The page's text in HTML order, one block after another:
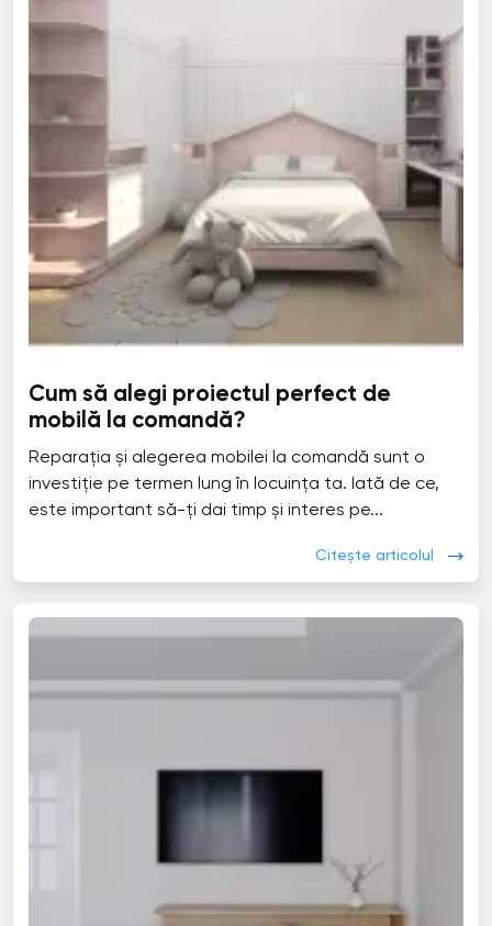
Cum să alegi proiectul perfect de
mobilă la comandă?
Reparația și alegerea mobilei la comandă sunt o
investiție pe termen lung în locuința ta. Iată de ce,
este important să-ți dai timp și interes pe...
Citește articolul